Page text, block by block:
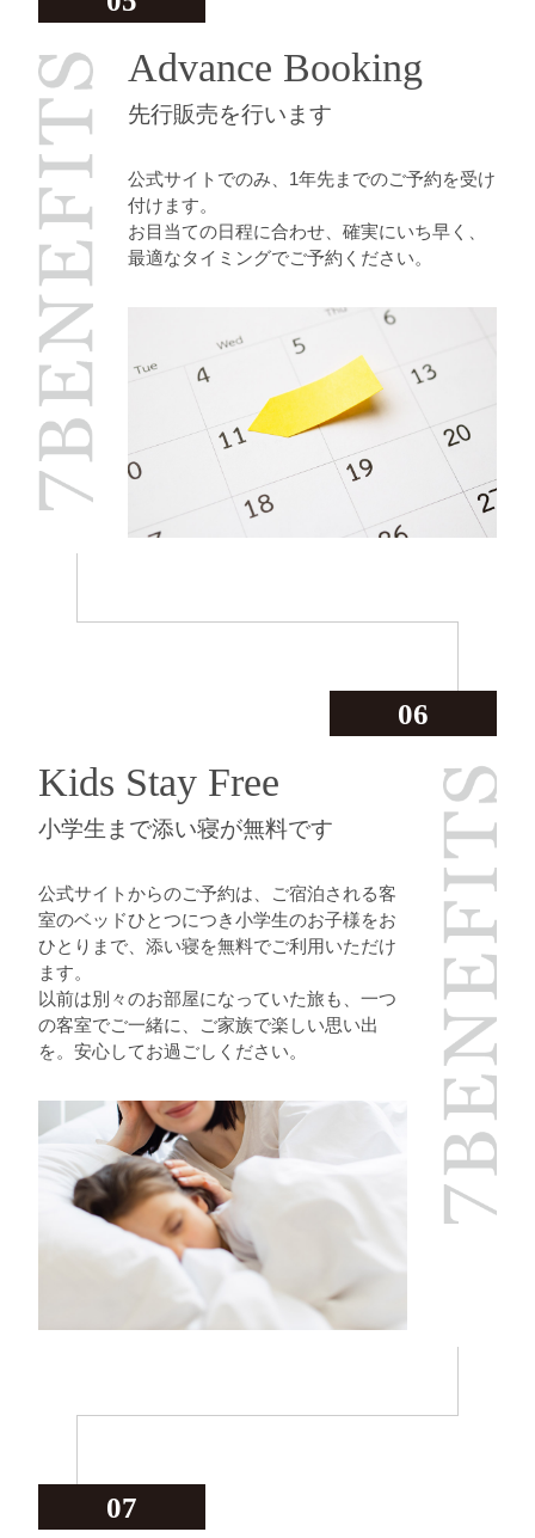
Advance Booking
先行販売を行います
公式サイトでのみ、1年先までのご予約を受け
付けます。
お目当ての日程に合わせ、確実にいち早く、
最適なタイミングでご予約ください。
06
Kids Stay Free
小学生まで添い寝が無料です
公式サイトからのご予約は、ご宿泊される客
室のベッドひとつにつき小学生のお子様をお
ひとりまで、添い寝を無料でご利用いただけ
ます。
以前は別々のお部屋になっていた旅も、一つ
の客室でご一緒に、ご家族で楽しい思い出
を。安心してお過ごしください。
07